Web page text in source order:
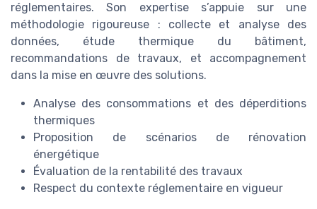
réglementaires. Son expertise s’appuie sur une
méthodologie rigoureuse : collecte et analyse des
données, étude thermique du bâtiment,
recommandations de travaux, et accompagnement
dans la mise en œuvre des solutions.
Analyse des consommations et des déperditions
thermiques
Proposition de scénarios de rénovation
énergétique
Évaluation de la rentabilité des travaux
Respect du contexte réglementaire en vigueur